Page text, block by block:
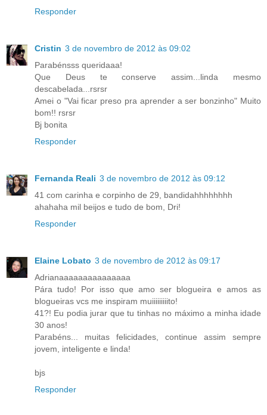
Responder
Cristin 3 de novembro de 2012 às 09:02
Parabénsss queridaaa!
Que Deus te conserve assim...linda mesmo
descabelada...rsrsr
Amei o "Vai ficar preso pra aprender a ser bonzinho" Muito
bom!! rsrsr
Bj bonita
Responder
Fernanda Reali 3 de novembro de 2012 às 09:12
41 com carinha e corpinho de 29, bandidahhhhhhhh
ahahaha mil beijos e tudo de bom, Dri!
Responder
Elaine Lobato 3 de novembro de 2012 às 09:17
Adrianaaaaaaaaaaaaaaa
Pára tudo! Por isso que amo ser blogueira e amos as
blogueiras vcs me inspiram muiiiiiiiiito!
41?! Eu podia jurar que tu tinhas no máximo a minha idade
30 anos!
Parabéns... muitas felicidades, continue assim sempre
jovem, inteligente e linda!
bjs
Responder